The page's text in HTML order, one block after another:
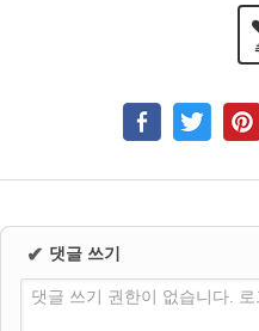
✔ 댓글 쓰기
댓글 쓰기 권한이 없습니다.